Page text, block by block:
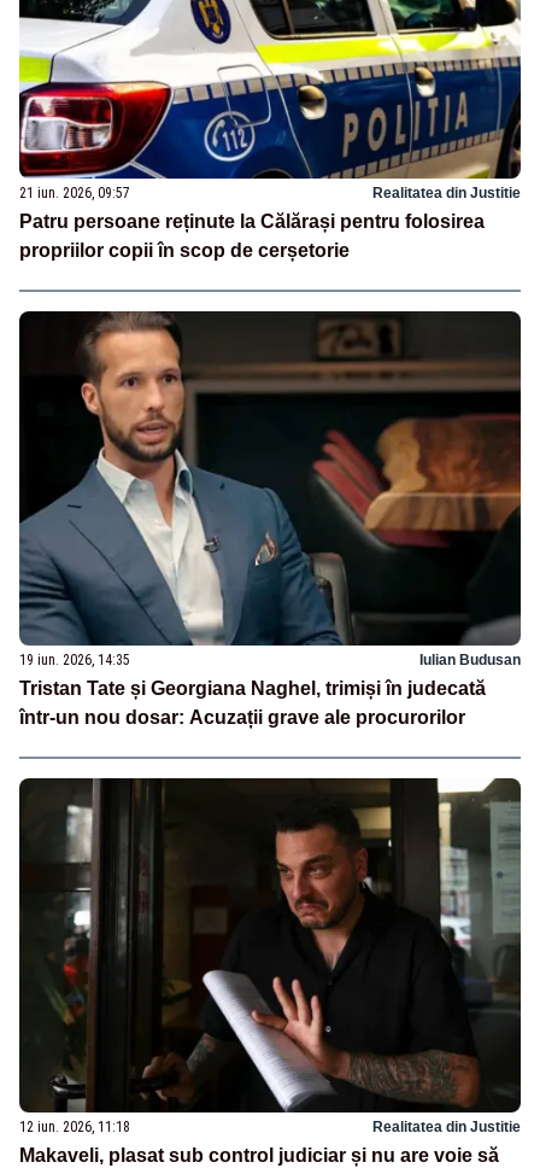
21 iun. 2026, 09:57 Realitatea din Justitie
Patru persoane reținute la Călărași pentru folosirea
propriilor copii în scop de cerșetorie
19 iun. 2026, 14:35 Iulian Budusan
Tristan Tate și Georgiana Naghel, trimiși în judecată
într-un nou dosar: Acuzații grave ale procurorilor
12 iun. 2026, 11:18 Realitatea din Justitie
Makaveli, plasat sub control judiciar și nu are voie să